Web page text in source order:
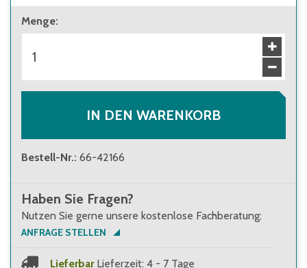
Menge:
IN DEN WARENKORB
Bestell-Nr.: 66-42166
Haben Sie Fragen?
Nutzen Sie gerne unsere kostenlose Fachberatung:
ANFRAGE STELLEN
Lieferbar Lieferzeit: 4 - 7 Tage